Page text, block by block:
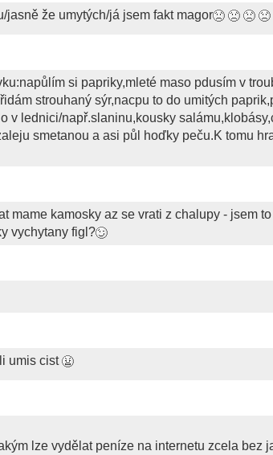
že umytých/já jsem fakt magor
si papriky,mleté maso pdusím v
strouhaný sýr,nacpu to do umitých
v lednici/např.slaninu,kousky
smetanou a asi půl hoďky peču.K tomu
mame kamosky az se vrati z chalupy - jsem
vychytany figl?
umis cist
lze vydělat peníze na internetu zcela bez